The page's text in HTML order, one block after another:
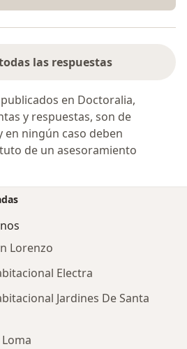
las respuestas
en Doctoralia,
y respuestas, son de
ningún caso deben
de un asesoramiento
Lorenzo
Electra
Jardines De Santa